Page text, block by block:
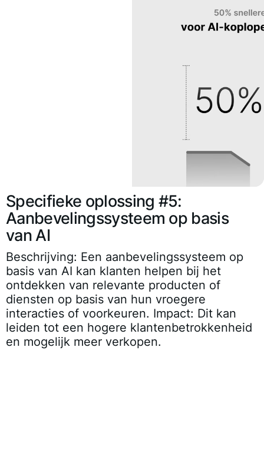
Specifieke oplossing #5:
Aanbevelingssysteem op basis
van AI
Beschrijving: Een aanbevelingssysteem op
basis van AI kan klanten helpen bij het
ontdekken van relevante producten of
diensten op basis van hun vroegere
interacties of voorkeuren. Impact: Dit kan
leiden tot een hogere klantenbetrokkenheid
en mogelijk meer verkopen.